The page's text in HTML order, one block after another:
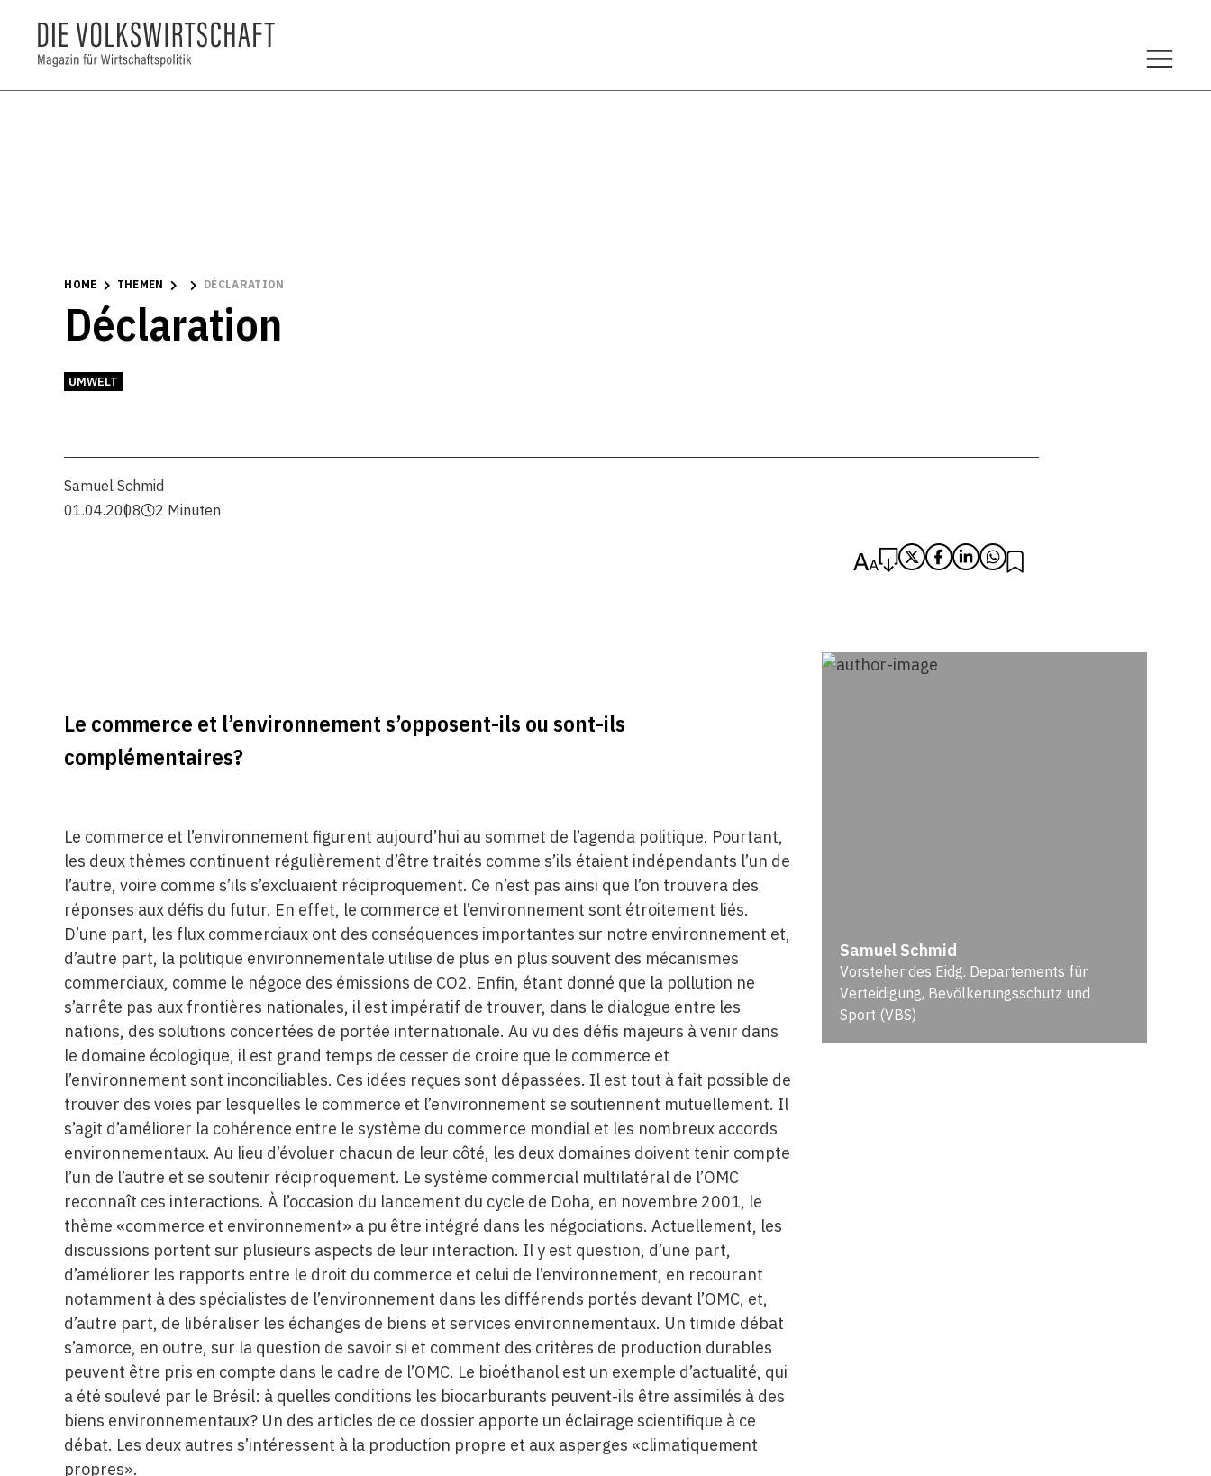
HOME THEMEN DÉCLARATION
Déclaration
UMWELT
Samuel Schmid
01.04.2008
2 Minuten
Le commerce et l’environnement s’opposent-ils ou sont-ils
complémentaires?
Le commerce et l’environnement figurent aujourd’hui au sommet de l’agenda politique. Pourtant,
les deux thèmes continuent régulièrement d’être traités comme s’ils étaient indépendants l’un de
l’autre, voire comme s’ils s’excluaient réciproquement. Ce n’est pas ainsi que l’on trouvera des
réponses aux défis du futur. En effet, le commerce et l’environnement sont étroitement liés.
D’une part, les flux commerciaux ont des conséquences importantes sur notre environnement et,
d’autre part, la politique environnementale utilise de plus en plus souvent des mécanismes
commerciaux, comme le négoce des émissions de CO2. Enfin, étant donné que la pollution ne
s’arrête pas aux frontières nationales, il est impératif de trouver, dans le dialogue entre les
nations, des solutions concertées de portée internationale. Au vu des défis majeurs à venir dans
le domaine écologique, il est grand temps de cesser de croire que le commerce et
l’environnement sont inconciliables. Ces idées reçues sont dépassées. Il est tout à fait possible de
trouver des voies par lesquelles le commerce et l’environnement se soutiennent mutuellement. Il
s’agit d’améliorer la cohérence entre le système du commerce mondial et les nombreux accords
environnementaux. Au lieu d’évoluer chacun de leur côté, les deux domaines doivent tenir compte
l’un de l’autre et se soutenir réciproquement. Le système commercial multilatéral de l’OMC
reconnaît ces interactions. À l’occasion du lancement du cycle de Doha, en novembre 2001, le
thème «commerce et environnement» a pu être intégré dans les négociations. Actuellement, les
discussions portent sur plusieurs aspects de leur interaction. Il y est question, d’une part,
d’améliorer les rapports entre le droit du commerce et celui de l’environnement, en recourant
notamment à des spécialistes de l’environnement dans les différends portés devant l’OMC, et,
d’autre part, de libéraliser les échanges de biens et services environnementaux. Un timide débat
s’amorce, en outre, sur la question de savoir si et comment des critères de production durables
peuvent être pris en compte dans le cadre de l’OMC. Le bioéthanol est un exemple d’actualité, qui
a été soulevé par le Brésil: à quelles conditions les biocarburants peuvent-ils être assimilés à des
biens environnementaux? Un des articles de ce dossier apporte un éclairage scientifique à ce
débat. Les deux autres s’intéressent à la production propre et aux asperges «climatiquement
propres».
Samuel Schmid
Vorsteher des Eidg. Departements für
Verteidigung, Bevölkerungsschutz und
Sport (VBS)